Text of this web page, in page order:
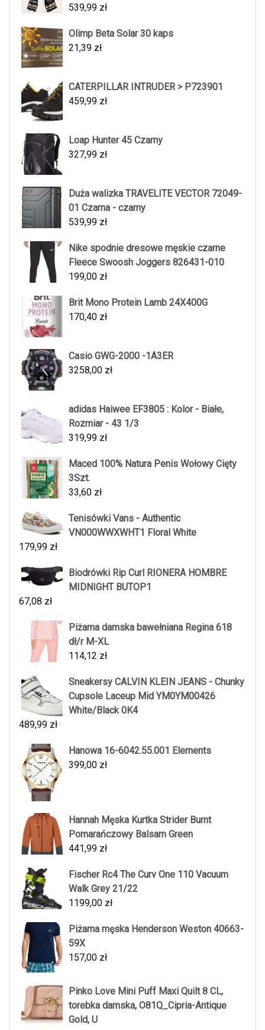
539,99 zł
Olimp Beta Solar 30 kaps
21,39 zł
CATERPILLAR INTRUDER > P723901
459,99 zł
Loap Hunter 45 Czarny
327,99 zł
Duża walizka TRAVELITE VECTOR 72049-
01 Czarna - czarny
539,99 zł
Nike spodnie dresowe męskie czarne
Fleece Swoosh Joggers 826431-010
199,00 zł
Brit Mono Protein Lamb 24X400G
170,40 zł
Casio GWG-2000 -1A3ER
3258,00 zł
adidas Haiwee EF3805 : Kolor - Białe,
Rozmiar - 43 1/3
319,99 zł
Maced 100% Natura Penis Wołowy Cięty
3Szt.
33,60 zł
Tenisówki Vans - Authentic
VN000WWXWHT1 Floral White
179,99 zł
Biodrówki Rip Curl RIONERA HOMBRE
MIDNIGHT BUTOP1
67,08 zł
Piżama damska bawełniana Regina 618
dł/r M-XL
114,12 zł
Sneakersy CALVIN KLEIN JEANS - Chunky
Cupsole Laceup Mid YM0YM00426
White/Black 0K4
489,99 zł
Hanowa 16-6042.55.001 Elements
399,00 zł
Hannah Męska Kurtka Strider Burnt
Pomarańczowy Balsam Green
441,99 zł
Fischer Rc4 The Curv One 110 Vacuum
Walk Grey 21/22
1199,00 zł
Piżama męska Henderson Weston 40663-
59X
157,00 zł
Pinko Love Mini Puff Maxi Quilt 8 CL,
torebka damska, O81Q_Cipria-Antique
Gold, U